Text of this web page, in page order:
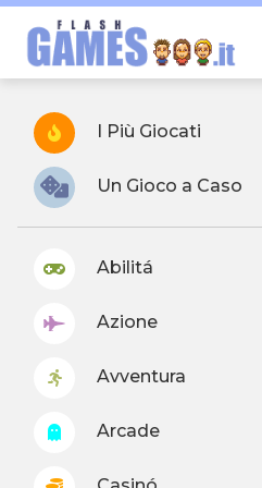
I Più Giocati
Un Gioco a Caso
Abilitá
Azione
Avventura
Arcade